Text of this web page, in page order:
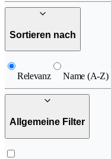
Sortieren nach
Relevanz Name (A-Z)
Allgemeine Filter